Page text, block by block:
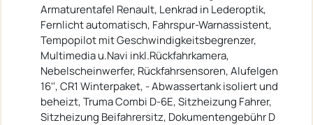
Armaturentafel Renault, Lenkrad in Lederoptik,
Fernlicht automatisch, Fahrspur-Warnassistent,
Tempopilot mit Geschwindigkeitsbegrenzer,
Multimedia u.Navi inkl.Rückfahrkamera,
Nebelscheinwerfer, Rückfahrsensoren, Alufelgen
16'', CR1 Winterpaket, - Abwassertank isoliert und
beheizt, Truma Combi D-6E, Sitzheizung Fahrer,
Sitzheizung Beifahrersitz, Dokumentengebühr D